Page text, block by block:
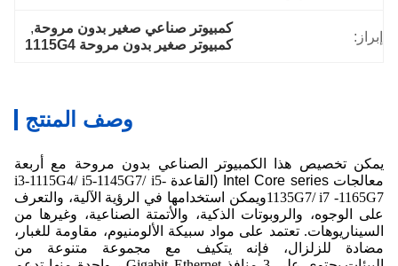
إبراز:
كمبيوتر صناعي صغير بدون مروحة,
كمبيوتر صغير بدون مروحة 1115G4
وصف المنتج
يمكن تخصيص هذا الكمبيوتر الصناعي بدون مروحة مع أربعة
معالجات Intel Core series (
القاعدة i3-1115G4/ i5-1145G7/ i5-
1135G7/ i7 -1165G7
ويمكن استخدامها في الرؤية الآلية، والتعرف
على الوجوه، والروبوتات الذكية، والأتمتة الصناعية، وغيرها من
السيناريوهات. تعتمد على مواد سبيكة الألومنيوم، مقاومة للغبار،
مضادة للزلزال، فإنه يتكيف مع مجموعة متنوعة من